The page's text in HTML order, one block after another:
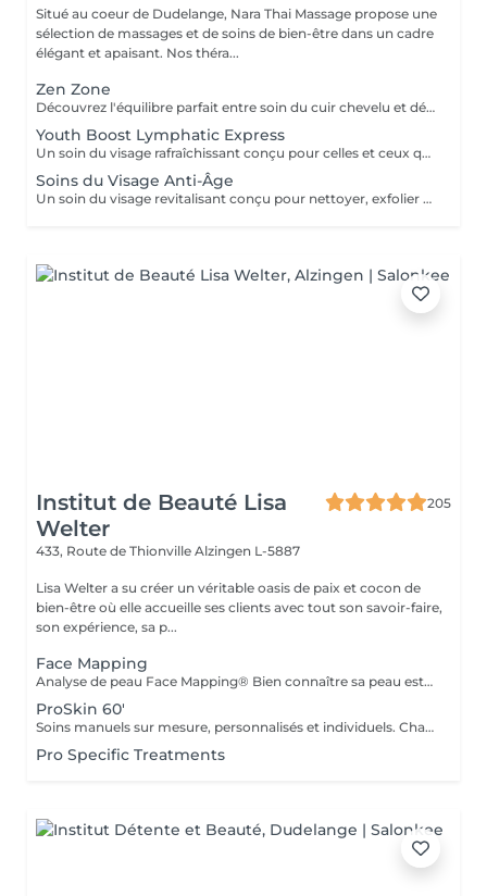
Situé au coeur de Dudelange, Nara Thai Massage propose une
sélection de massages et de soins de bien-être dans un cadre
élégant et apaisant. Nos théra...
Zen Zone
Découvrez l'équilibre parfait entre soin du cuir chevelu et détente du haut du corps. Ce rituel bien-être associe un Head Spa de 60 minutes à un Massage Dos & Épaules Office Syndrome de 30 minutes pour relâcher les tensions, apaiser l'esprit et procurer une profonde sensation de bien-être. Comprend : Head Spa 60 min Massage Dos & Épaules Office Syndrome 30 min
Youth Boost Lymphatic Express
Un soin du visage rafraîchissant conçu pour celles et ceux qui souhaitent obtenir des résultats visibles en peu de temps. Nettoyage, exfoliation et soins ciblés contribuent à révéler un teint frais, lumineux et revitalisé. Un drainage lymphatique du visage peut être intégré sur demande.
Soins du Visage Anti-Âge
Un soin du visage revitalisant conçu pour nettoyer, exfolier et nourrir la peau tout en favorisant un teint frais et éclatant. Associant des produits de soin soigneusement sélectionnés à des techniques de massage relaxantes du visage, ce traitement laisse la peau douce, rafraîchie et parfaitement soignée.
Institut de Beauté Lisa
Welter
205
433, Route de Thionville Alzingen L-5887
Lisa Welter a su créer un véritable oasis de paix et cocon de
bien-être où elle accueille ses clients avec tout son savoir-faire,
son expérience, sa p...
Face Mapping
Analyse de peau Face Mapping® Bien connaître sa peau est la première étape pour obtenir une peau en bonne santé. Grâce au concept exclusif de Face Mapping®, votre Skin Thérapeute Dermalogica analyse votre peau, zone par zone, pour comprendre ses besoins et ses carences. Une routine de soins appropriée et des conseils personnalisés vous seront ensuite prodigués.
ProSkin 60'
Soins manuels sur mesure, personnalisés et individuels. Chaque rendez-vous une nouvelle expérience, avec une analyse cutanée précise Face Mapping®, toute en fonction de vos attentes et des besoins de votre peau
Pro Specific Treatments